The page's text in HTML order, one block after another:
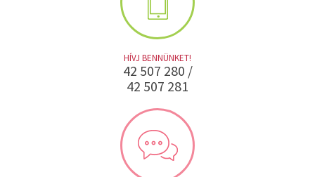
HÍVJ BENNÜNKET!
42 507 280 /
42 507 281